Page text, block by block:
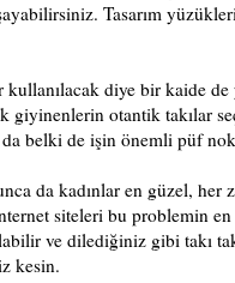
Tasarım
kullanılacak diye bir kaide
giyinenlerin otantik takılar
belki de işin önemli püf
da kadınlar en güzel, her
siteleri bu problemin
ve dilediğiniz gibi takı
kesin.